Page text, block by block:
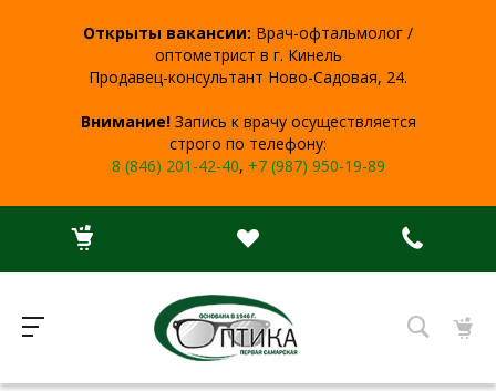
Открыты вакансии: Врач-офтальмолог /
оптометрист в г. Кинель
Продавец-консультант Ново-Садовая, 24.
Внимание!Запись к врачу осуществляется
строго по телефону:
8 (846) 201-42-40, +7 (987) 950-19-89